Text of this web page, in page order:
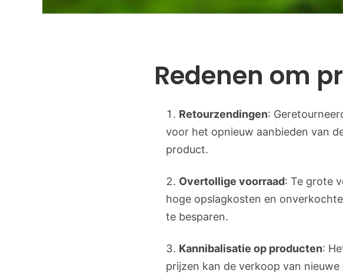
Redenen om
Retourzendingen:
voor het opnieuw aanbieden van
product.
Overtollige voorraad: Te grote
hoge opslagkosten en
te besparen.
Kannibalisatie op producten:
prijzen kan de verkoop van